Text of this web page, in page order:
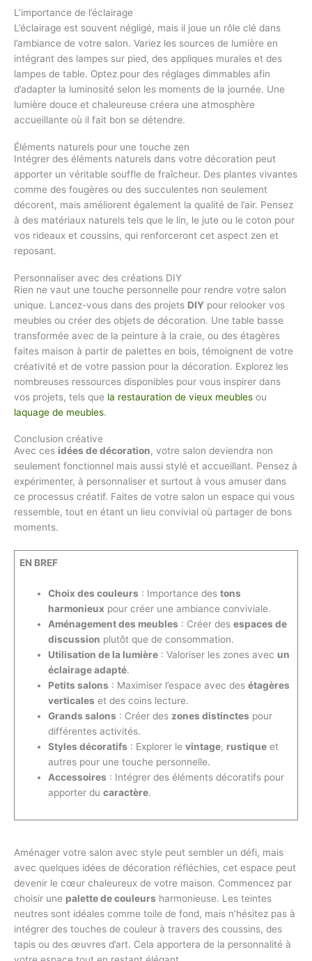
L’importance de l’éclairage
L’éclairage est souvent négligé, mais il joue un rôle clé dans
l’ambiance de votre salon. Variez les sources de lumière en
intégrant des lampes sur pied, des appliques murales et des
lampes de table. Optez pour des réglages dimmables afin
d’adapter la luminosité selon les moments de la journée. Une
lumière douce et chaleureuse créera une atmosphère
accueillante où il fait bon se détendre.
Éléments naturels pour une touche zen
Intégrer des éléments naturels dans votre décoration peut
apporter un véritable souffle de fraîcheur. Des plantes vivantes
comme des fougères ou des succulentes non seulement
décorent, mais améliorent également la qualité de l’air. Pensez
à des matériaux naturels tels que le lin, le jute ou le coton pour
vos rideaux et coussins, qui renforceront cet aspect zen et
reposant.
Personnaliser avec des créations DIY
Rien ne vaut une touche personnelle pour rendre votre salon
unique. Lancez-vous dans des projets DIY pour relooker vos
meubles ou créer des objets de décoration. Une table basse
transformée avec de la peinture à la craie, ou des étagères
faites maison à partir de palettes en bois, témoignent de votre
créativité et de votre passion pour la décoration. Explorez les
nombreuses ressources disponibles pour vous inspirer dans
vos projets, tels que la restauration de vieux meubles ou
laquage de meubles.
Conclusion créative
Avec ces idées de décoration, votre salon deviendra non
seulement fonctionnel mais aussi stylé et accueillant. Pensez à
expérimenter, à personnaliser et surtout à vous amuser dans
ce processus créatif. Faites de votre salon un espace qui vous
ressemble, tout en étant un lieu convivial où partager de bons
moments.
EN BREF
Choix des couleurs : Importance des tons
harmonieuxpour créer une ambiance conviviale.
Aménagement des meubles : Créer des espaces de
discussion plutôt que de consommation.
Utilisation de la lumière: Valoriser les zones avec un
éclairage adapté.
Petits salons : Maximiser l’espace avec des étagères
verticales et des coins lecture.
Grands salons : Créer des zones distinctes pour
différentes activités.
Styles décoratifs : Explorer le vintage, rustiqueet
autres pour une touche personnelle.
Accessoires : Intégrer des éléments décoratifs pour
apporter du caractère.
Aménager votre salon avec style peut sembler un défi, mais
avec quelques idées de décoration réfléchies, cet espace peut
devenir le cœur chaleureux de votre maison. Commencez par
choisir une palette de couleurs harmonieuse. Les teintes
neutres sont idéales comme toile de fond, mais n’hésitez pas à
intégrer des touches de couleur à travers des coussins, des
tapis ou des œuvres d’art. Cela apportera de la personnalité à